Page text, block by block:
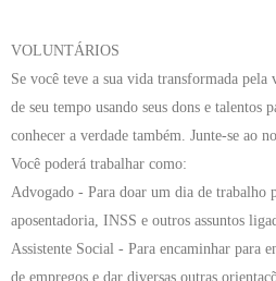
VOLUNTÁRIOS
Se você teve a sua vida transformada pela
de seu tempo usando seus dons e talentos
conhecer a verdade também. Junte-se ao
Você poderá trabalhar como:
Advogado - Para doar um dia de trabalho
aposentadoria, INSS e outros assuntos
Assistente Social - Para encaminhar para
de empregos e dar diversas outras